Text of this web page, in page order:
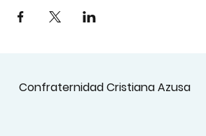
Confraternidad Cristiana Azusa